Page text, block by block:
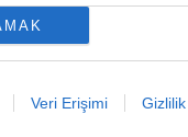
Veri Erişimi Gizlilik
fazla puan toplayan